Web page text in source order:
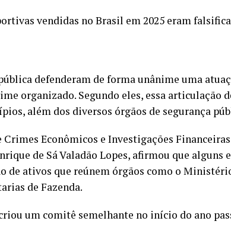
vendidas no Brasil em 2025 eram
defenderam de forma unânime uma
organizado. Segundo eles, essa articulação
além dos diversos órgãos de segurança
Crimes Econômicos e Investigações
de Sá Valadão Lopes, afirmou que alguns
de ativos que reúnem órgãos como o
de Fazenda.
um comitê semelhante no início do ano